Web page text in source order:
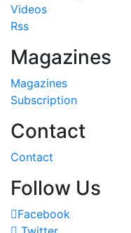
Videos
Rss
Magazines
Magazines
Subscription
Contact
Contact
Follow Us
Facebook